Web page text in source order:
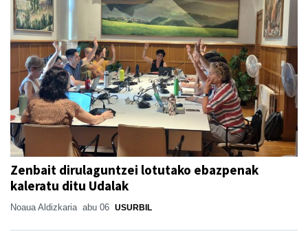
Zenbait dirulaguntzei lotutako ebazpenak
kaleratu ditu Udalak
Noaua Aldizkaria abu 06 USURBIL